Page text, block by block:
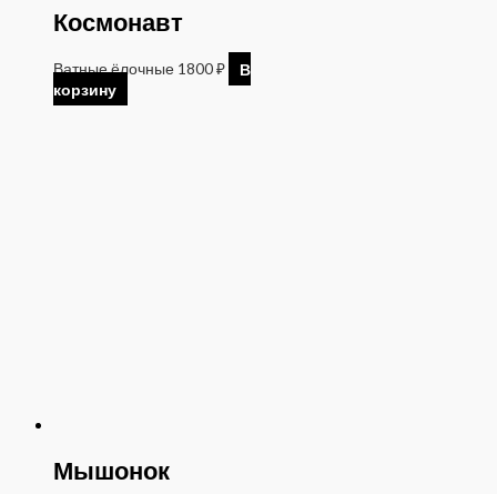
Космонавт
Ватные ёлочные 1800₽
В
корзину
Мышонок